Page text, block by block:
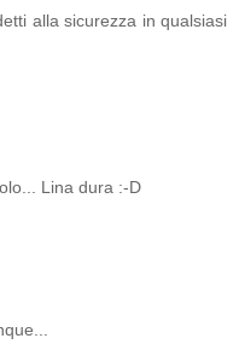
alla sicurezza in qualsiasi
Lina dura :-D